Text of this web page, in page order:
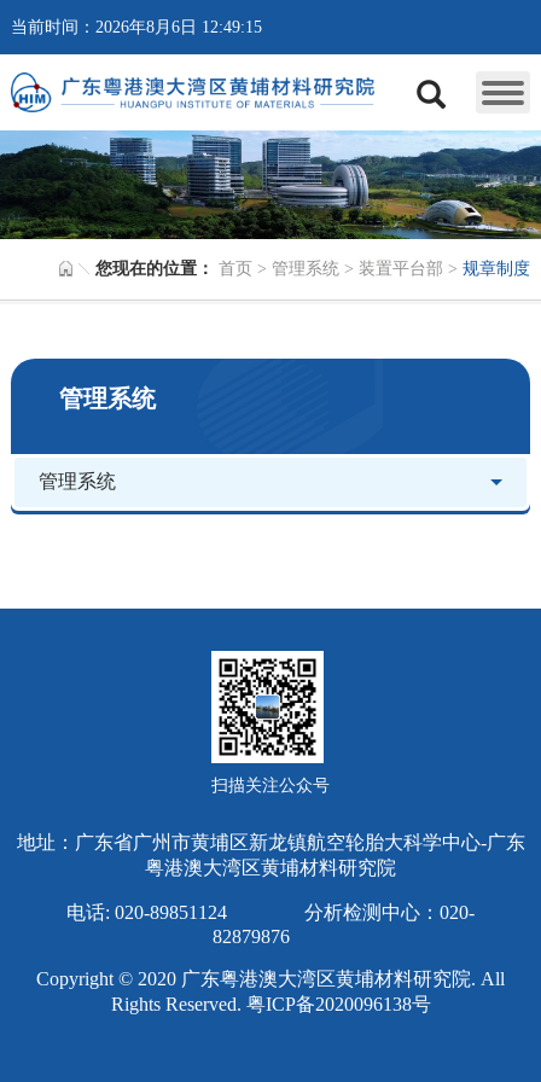
当前时间：2026年8月6日 12:49:15
您现在的位置： 首页 >管理系统 > 装置平台部 >规章制度
管理系统
管理系统
扫描关注公众号
地址：广东省广州市黄埔区新龙镇航空轮胎大科学中心-广东
粤港澳大湾区黄埔材料研究院
电话: 020-89851124 分析检测中心：020-
82879876
Copyright © 2020 广东粤港澳大湾区黄埔材料研究院. All
Rights Reserved. 粤ICP备2020096138号